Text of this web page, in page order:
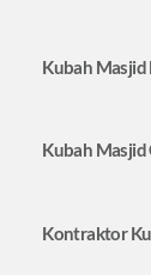
Kubah Masjid
Kubah
Kontraktor